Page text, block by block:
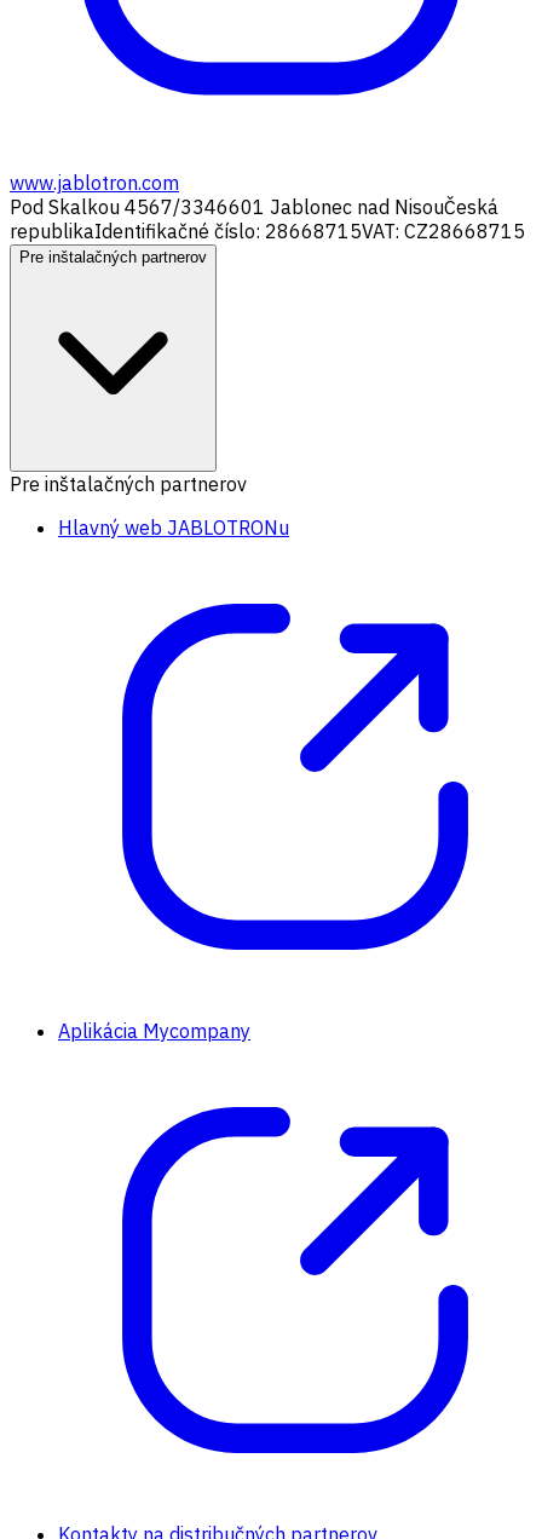
www.jablotron.com
Pod Skalkou 4567/3346601 Jablonec nad NisouČeská
republikaIdentifikačné číslo: 28668715VAT: CZ28668715
Pre inštalačných partnerov
Pre inštalačných partnerov
Hlavný web JABLOTRONu
Aplikácia Mycompany